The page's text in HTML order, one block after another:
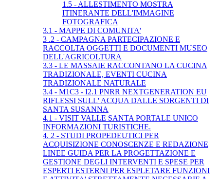
1.5 - ALLESTIMENTO MOSTRA
ITINERANTE DELL'IMMAGINE
FOTOGRAFICA
3.1 - MAPPE DI COMUNITA'
3 .2 - CAMPAGNA PARTECIPAZIONE E
RACCOLTA OGGETTI E DOCUMENTI MUSEO
DELL'AGRICOLTURA
3.3 - LE MASSAIE RACCONTANO LA CUCINA
TRADIZIONALE, EVENTI CUCINA
TRADIZIONALE NATURALE
3.4 - M1C3 - I2.1 PNRR NEXTGENERATION EU
RIFLESSI SULL' ACQUA DALLE SORGENTI DI
SANTA SUSANNA
4.1 - VISIT VALLE SANTA PORTALE UNICO
INFORMAZIONI TURISTICHE.
4. 2 - STUDI PROPEDEUTICI PER
ACQUISIZIONE CONOSCENZE E REDAZIONE
LINEE GUIDA PER LA PROGETTAZIONE E
GESTIONE DEGLI INTERVENTI E SPESE PER
ESPERTI ESTERNI PER ESPLETARE FUNZIONI